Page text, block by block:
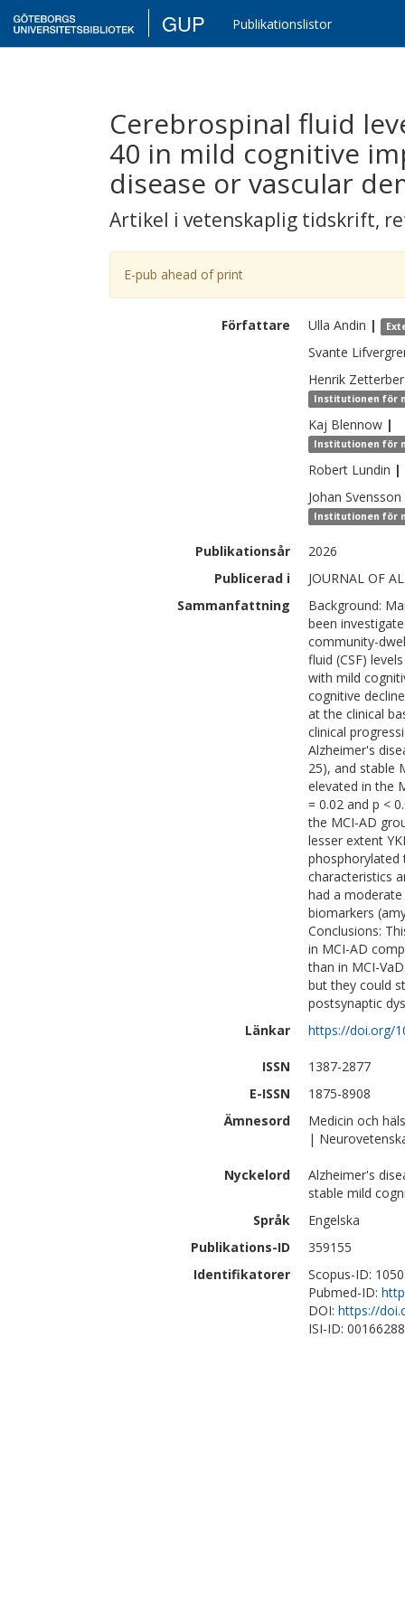
GUP Publikationslistor
Cerebrospinal fluid
40 in mild cognitive
disease or vascular
Artikel i vetenskaplig tidskrift,
E-pub ahead of print
Författare Ulla Andin |
Svante
Henrik
Institutionen för
Kaj Blennow |
Institutionen för
Robert Lundin |
Johan Svensson
Institutionen för
Publikationsår
2026
Publicerad i
JOURNAL OF
Sammanfattning
Background:
been
community-
fluid (CSF)
with mild
cognitive
at the clinical
clinical
Alzheimer's
25), and stable
elevated in the
= 0.02 and p <
the MCI-AD
lesser extent
phosphorylated
characteristics
had a
biomarkers
Conclusions:
in MCI-AD
than in MCI-
but they could
postsynaptic
Länkar
https://doi.org/
ISSN
1387-2877
E-ISSN
1875-8908
Ämnesord
Medicin och
|
Nyckelord
Alzheimer's
stable mild
Språk
Engelska
Publikations-ID
359155
Identifikatorer
Scopus-ID:
Pubmed-ID:
DOI: https://
ISI-ID: